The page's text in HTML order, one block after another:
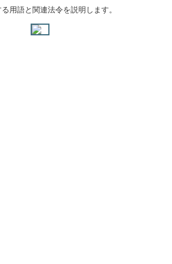
用語と関連法令を説明します。